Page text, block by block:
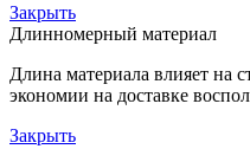
Закрыть
Длинномерный материал
Длина материала влияет на
экономии на доставке
Закрыть